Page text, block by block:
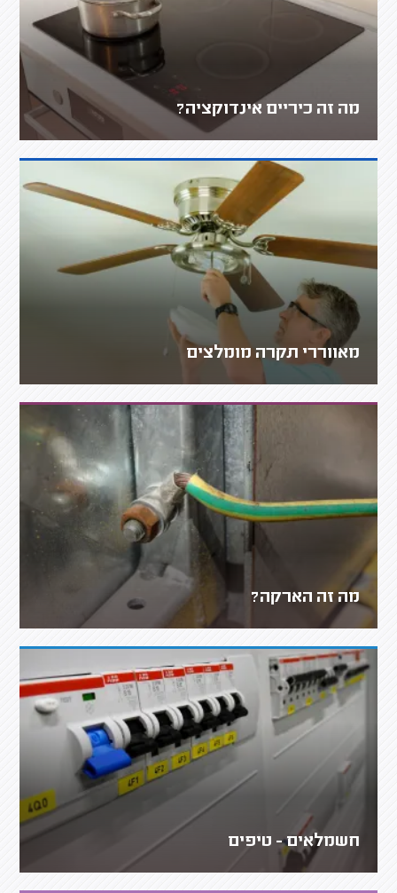
מה זה כיריים אינדוקציה?
מאווררי תקרה מומלצים
מה זה הארקה?
חשמלאים - טיפים